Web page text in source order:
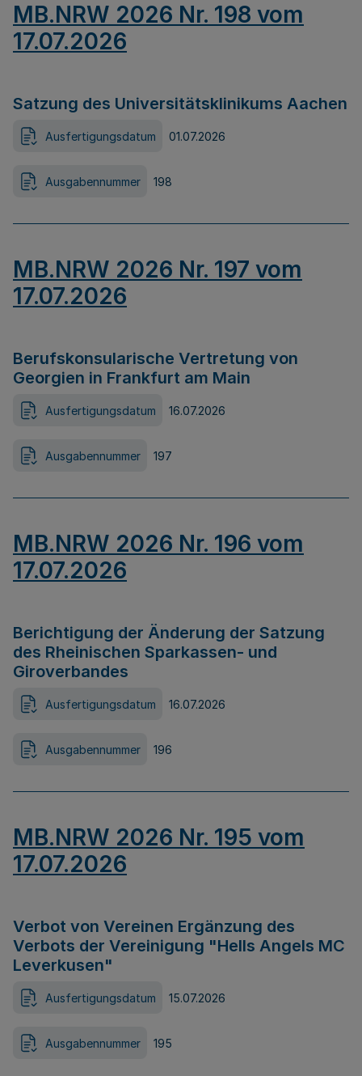
MB.NRW 2026 Nr. 198 vom
17.07.2026
Satzung des Universitätsklinikums Aachen
Ausfertigungsdatum 01.07.2026
Ausgabennummer 198
MB.NRW 2026 Nr. 197 vom
17.07.2026
Berufskonsularische Vertretung von
Georgien in Frankfurt am Main
Ausfertigungsdatum 16.07.2026
Ausgabennummer 197
MB.NRW 2026 Nr. 196 vom
17.07.2026
Berichtigung der Änderung der Satzung
des Rheinischen Sparkassen- und
Giroverbandes
Ausfertigungsdatum 16.07.2026
Ausgabennummer 196
MB.NRW 2026 Nr. 195 vom
17.07.2026
Verbot von Vereinen Ergänzung des
Verbots der Vereinigung "Hells Angels MC
Leverkusen"
Ausfertigungsdatum 15.07.2026
Ausgabennummer 195